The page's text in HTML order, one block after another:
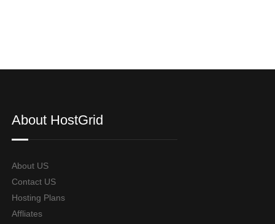
About HostGrid
About US
Contact US
Hosting Plans
Affliates